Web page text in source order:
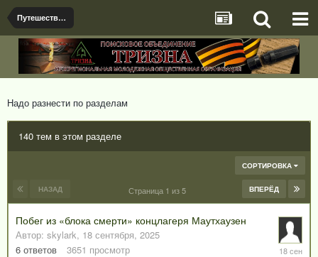
Путешествия и экскурсии. Интересные места
Надо разнести по разделам
140 тем в этом разделе
СОРТИРОВКА
НАЗАД ВПЕРЁД
Страница 1 из 5
Побег из «блока смерти» концлагеря Маутхаузен
Автор: skylark, 18 сентября, 2025
6 ответов 3651 просмотр
18